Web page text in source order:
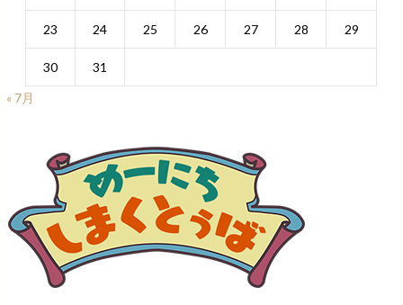
23 24 25 26 27 28 29
30
31
« 7月